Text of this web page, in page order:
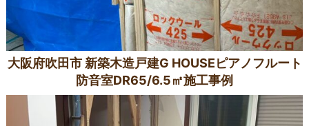
大阪府吹田市 新築木造戸建G HOUSEピアノフルート
防音室DR65/6.5㎡施工事例